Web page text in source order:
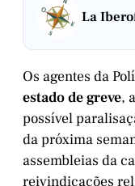
La
Os agentes da
estado de greve,
possível
da próxima
assembleias da
reivindicações